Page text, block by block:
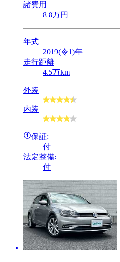
諸費用
8.8万円
年式
2019(令1)年
走行距離
4.5万km
外装
内装
保証:
付
法定整備:
付